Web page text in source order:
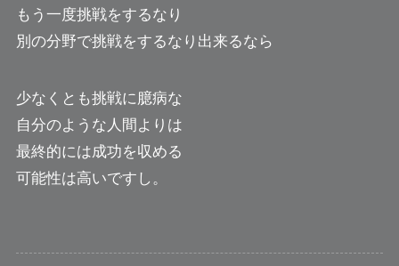
もう一度挑戦をするなり
別の分野で挑戦をするなり出来るなら
少なくとも挑戦に臆病な
自分のような人間よりは
最終的には成功を収める
可能性は高いですし。